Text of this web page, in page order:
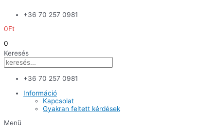
+36 70 257 0981
0Ft
0
Keresés
+36 70 257 0981
Információ
Kapcsolat
Gyakran feltett kérdések
Menü